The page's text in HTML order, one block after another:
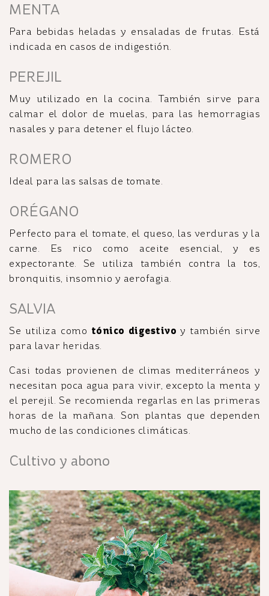
MENTA
Para bebidas heladas y ensaladas de frutas. Está
indicada en casos de indigestión.
PEREJIL
Muy utilizado en la cocina. También sirve para
calmar el dolor de muelas, para las hemorragias
nasales y para detener el flujo lácteo.
ROMERO
Ideal para las salsas de tomate.
ORÉGANO
Perfecto para el tomate, el queso, las verduras y la
carne. Es rico como aceite esencial, y es
expectorante. Se utiliza también contra la tos,
bronquitis, insomnio y aerofagia.
SALVIA
Se utiliza como tónico digestivo y también sirve
para lavar heridas.
Casi todas provienen de climas mediterráneos y
necesitan poca agua para vivir, excepto la menta y
el perejil. Se recomienda regarlas en las primeras
horas de la mañana. Son plantas que dependen
mucho de las condiciones climáticas.
Cultivo y abono